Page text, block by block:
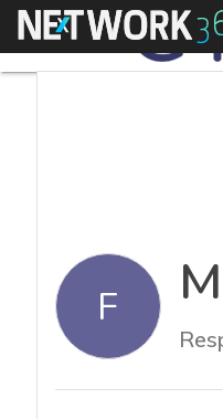
Menu
F